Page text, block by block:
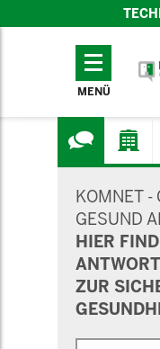
TECHNISCHES
MENÜ
KOMNET -
GESUND
HIER
ZUR